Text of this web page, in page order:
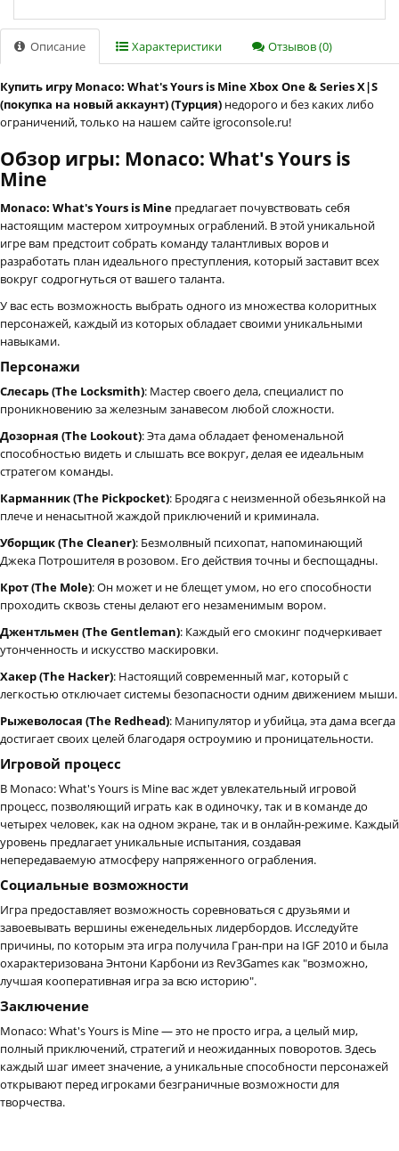
Описание Характеристики Отзывов (0)
Купить игру Monaco: What's Yours is Mine Xbox One & Series X|S
(покупка на новый аккаунт) (Турция) недорого и без каких либо
ограничений, только на нашем сайте igroconsole.ru!
Обзор игры: Monaco: What's Yours is
Mine
Monaco: What's Yours is Mine предлагает почувствовать себя
настоящим мастером хитроумных ограблений. В этой уникальной
игре вам предстоит собрать команду талантливых воров и
разработать план идеального преступления, который заставит всех
вокруг содрогнуться от вашего таланта.
У вас есть возможность выбрать одного из множества колоритных
персонажей, каждый из которых обладает своими уникальными
навыками.
Персонажи
Слесарь (The Locksmith): Мастер своего дела, специалист по
проникновению за железным занавесом любой сложности.
Дозорная (The Lookout): Эта дама обладает феноменальной
способностью видеть и слышать все вокруг, делая ее идеальным
стратегом команды.
Карманник (The Pickpocket): Бродяга с неизменной обезьянкой на
плече и ненасытной жаждой приключений и криминала.
Уборщик (The Cleaner): Безмолвный психопат, напоминающий
Джека Потрошителя в розовом. Его действия точны и беспощадны.
Крот (The Mole): Он может и не блещет умом, но его способности
проходить сквозь стены делают его незаменимым вором.
Джентльмен (The Gentleman): Каждый его смокинг подчеркивает
утонченность и искусство маскировки.
Хакер (The Hacker): Настоящий современный маг, который с
легкостью отключает системы безопасности одним движением мыши.
Рыжеволосая (The Redhead): Манипулятор и убийца, эта дама всегда
достигает своих целей благодаря остроумию и проницательности.
Игровой процесс
В Monaco: What's Yours is Mine вас ждет увлекательный игровой
процесс, позволяющий играть как в одиночку, так и в команде до
четырех человек, как на одном экране, так и в онлайн-режиме. Каждый
уровень предлагает уникальные испытания, создавая
непередаваемую атмосферу напряженного ограбления.
Социальные возможности
Игра предоставляет возможность соревноваться с друзьями и
завоевывать вершины еженедельных лидербордов. Исследуйте
причины, по которым эта игра получила Гран-при на IGF 2010 и была
охарактеризована Энтони Карбони из Rev3Games как "возможно,
лучшая кооперативная игра за всю историю".
Заключение
Monaco: What's Yours is Mine — это не просто игра, а целый мир,
полный приключений, стратегий и неожиданных поворотов. Здесь
каждый шаг имеет значение, а уникальные способности персонажей
открывают перед игроками безграничные возможности для
творчества.